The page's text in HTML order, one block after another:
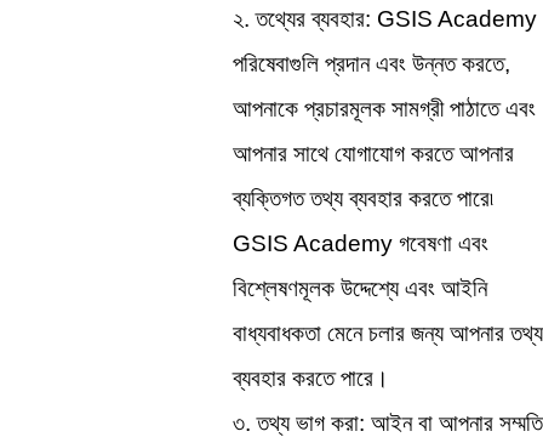
২. তথ্যের ব্যবহার: GSIS Academy
পরিষেবাগুলি প্রদান এবং উন্নত করতে,
আপনাকে প্রচারমূলক সামগ্রী পাঠাতে এবং
আপনার সাথে যোগাযোগ করতে আপনার
ব্যক্তিগত তথ্য ব্যবহার করতে পারে৷
GSIS Academy গবেষণা এবং
বিশ্লেষণমূলক উদ্দেশ্যে এবং আইনি
বাধ্যবাধকতা মেনে চলার জন্য আপনার তথ্য
ব্যবহার করতে পারে।
৩. তথ্য ভাগ করা: আইন বা আপনার সম্মতি